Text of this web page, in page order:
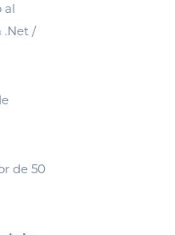
al
.Net /
de 50